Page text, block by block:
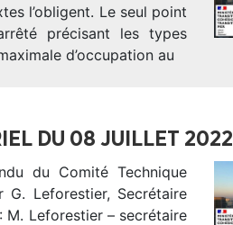
l’obligent. Le seul point
précisant les types
d’occupation au
DU 08 JUILLET 2022
du Comité Technique
Leforestier, Secrétaire
M. Leforestier – secrétaire